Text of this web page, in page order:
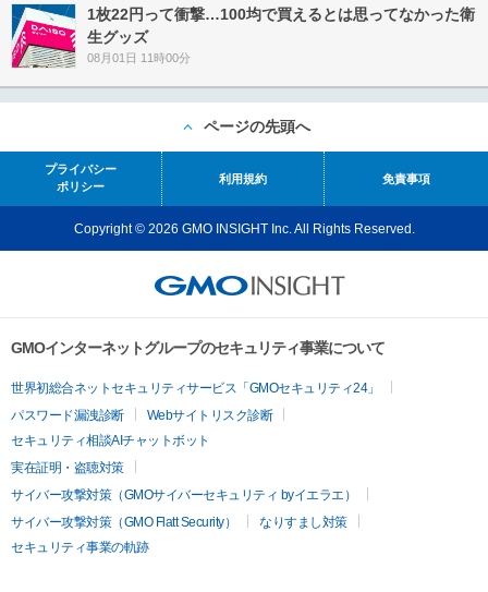
1枚22円って衝撃…100均で買えるとは思ってなかった衛
生グッズ
08月01日 11時00分
ページの先頭へ
プライバシー
ポリシー
利用規約 免責事項
Copyright © 2026 GMO INSIGHT Inc. All Rights Reserved.
GMOインターネットグループのセキュリティ事業について
世界初総合ネットセキュリティサービス「GMOセキュリティ24」
パスワード漏洩診断
Webサイトリスク診断
セキュリティ相談AIチャットボット
実在証明・盗聴対策
サイバー攻撃対策（GMOサイバーセキュリティ byイエラエ）
サイバー攻撃対策（GMO Flatt Security）
なりすまし対策
セキュリティ事業の軌跡